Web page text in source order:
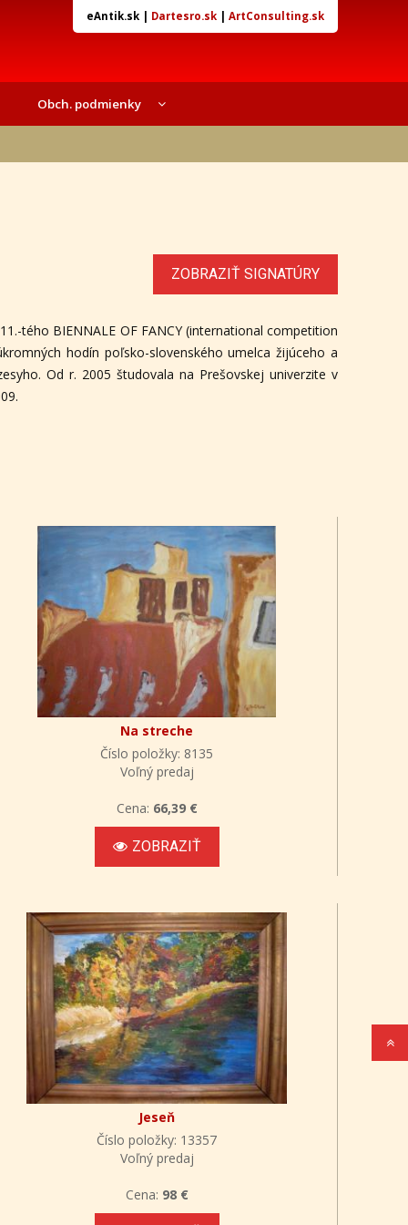
eAntik.sk| Dartesro.sk| ArtConsulting.sk
Obch. podmienky
ZOBRAZIŤ SIGNATÚRY
tého BIENNALE OF FANCY (international competition
hodín poľsko-slovenského umelca žijúceho a
Od r. 2005 študovala na Prešovskej univerzite v
Na streche
Číslo položky: 8135
Voľný predaj
Cena: 66,39 €
ZOBRAZIŤ
Jeseň
Číslo položky: 13357
Voľný predaj
Cena: 98 €